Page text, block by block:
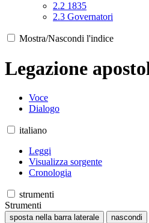
2.2 1835
2.3 Governatori
Mostra/Nascondi l'indice
Legazione
Voce
Dialogo
italiano
Leggi
Visualizza sorgente
Cronologia
strumenti
Strumenti
sposta nella barra laterale nascondi